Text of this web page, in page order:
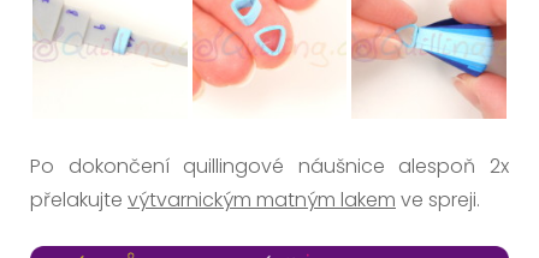
Po dokončení quillingové náušnice alespoň 2x
přelakujte výtvarnickým matným lakem ve spreji.